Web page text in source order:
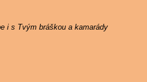
i s Tvým bráškou a kamarády